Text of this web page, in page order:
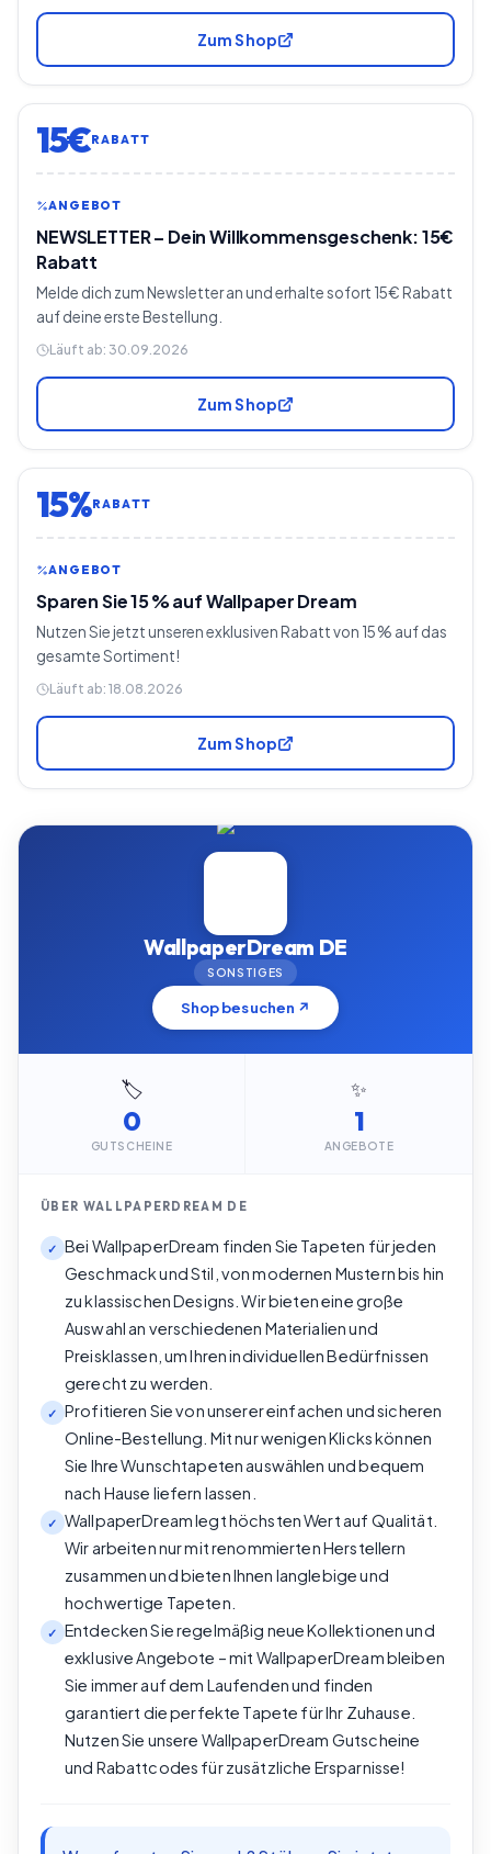
Zum Shop
15€RABATT
ANGEBOT
NEWSLETTER – Dein Willkommensgeschenk: 15€
Rabatt
Melde dich zum Newsletter an und erhalte sofort 15€ Rabatt
auf deine erste Bestellung.
Läuft ab: 30.09.2026
Zum Shop
15%RABATT
ANGEBOT
Sparen Sie 15 % auf Wallpaper Dream
Nutzen Sie jetzt unseren exklusiven Rabatt von 15 % auf das
gesamte Sortiment!
Läuft ab: 18.08.2026
Zum Shop
WallpaperDream DE
SONSTIGES
Shop besuchen ↗
🏷️
0
GUTSCHEINE
✨
1
ANGEBOTE
ÜBER WALLPAPERDREAM DE
✓
Bei WallpaperDream finden Sie Tapeten für jeden
Geschmack und Stil, von modernen Mustern bis hin
zu klassischen Designs. Wir bieten eine große
Auswahl an verschiedenen Materialien und
Preisklassen, um Ihren individuellen Bedürfnissen
gerecht zu werden.
✓
Profitieren Sie von unserer einfachen und sicheren
Online-Bestellung. Mit nur wenigen Klicks können
Sie Ihre Wunschtapeten auswählen und bequem
nach Hause liefern lassen.
✓
WallpaperDream legt höchsten Wert auf Qualität.
Wir arbeiten nur mit renommierten Herstellern
zusammen und bieten Ihnen langlebige und
hochwertige Tapeten.
✓
Entdecken Sie regelmäßig neue Kollektionen und
exklusive Angebote – mit WallpaperDream bleiben
Sie immer auf dem Laufenden und finden
garantiert die perfekte Tapete für Ihr Zuhause.
Nutzen Sie unsere WallpaperDream Gutscheine
und Rabattcodes für zusätzliche Ersparnisse!